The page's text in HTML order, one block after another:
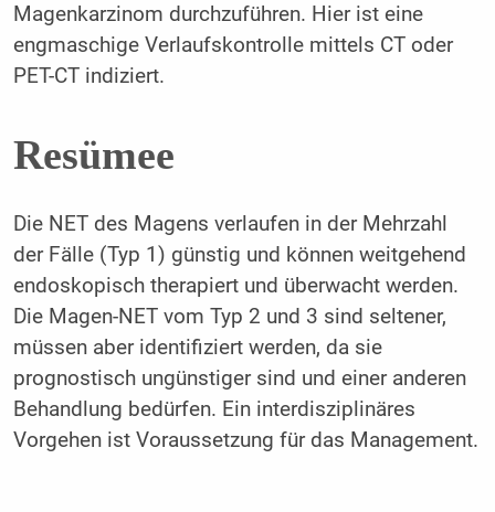
Magenkarzinom durchzuführen. Hier ist eine
engmaschige Verlaufskontrolle mittels CT oder
PET-CT indiziert.
Resümee
Die NET des Magens verlaufen in der Mehrzahl
der Fälle (Typ 1) günstig und können weitgehend
endoskopisch therapiert und überwacht werden.
Die Magen-NET vom Typ 2 und 3 sind seltener,
müssen aber identifiziert werden, da sie
prognostisch ungünstiger sind und einer anderen
Behandlung bedürfen. Ein interdisziplinäres
Vorgehen ist Voraussetzung für das Management.